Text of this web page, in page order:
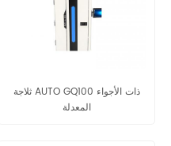
ثلاجة AUTO GQ100 ذات الأجواء
المعدلة